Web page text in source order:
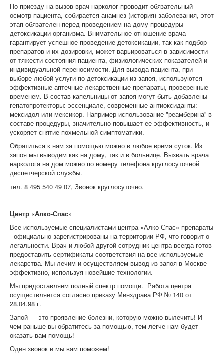
По приезду на вызов врач-нарколог проводит обязательный
осмотр пациента, собирается анамнез (история) заболевания, этот
этап обязателен перед проведением на дому процедуры
детоксикации организма. Внимательное отношение врача
гарантирует успешное проведение детоксикации, так как подбор
препаратов и их дозировки, может варьироваться в зависимости
от тяжести состояния пациента, физиологических показателей и
индивидуальной переносимости. Для вывода пациента, при
выборе любой услуги по детоксикации из запоя, используются
эффективные аптечные лекарственные препараты, проверенные
временем. В состав капельницы от запоя могут быть добавлены
гепатопротекторы: эссенциале, современные антиоксиданты:
мексидол или мексикор. Например использование "реамберина” в
составе процедуры, значительно повышает ее эффективность, и
ускоряет снятие похмельной симптоматики.
Обратиться к нам за помощью можно в любое время суток. Из
запоя мы выводим как на дому, так и в больнице. Вызвать врача
нарколога на дом можно по номеру телефона круглосуточной
диспетчерской службы.
тел. 8 495 540 49 07, Звонок круглосуточно.
Центр «Алко-Спас»
Все используемые специалистами центра «Алко-Спас» препараты
официально зарегистрированы на территории РФ, что говорит о
легальности. Врач и любой другой сотрудник центра всегда готов
предоставить сертификаты соответствия на все используемые
лекарства. Мы лечим и осуществляем вывод из запоя в Москве
эффективно, используя новейшие технологии.
Мы предоставляем полный спектр помощи. Работа центра
осуществляется согласно приказу Минздрава РФ № 140 от
28.04.98 г.
Запой — это проявление болезни, которую можно вылечить! И
чем раньше вы обратитесь за помощью, тем легче нам будет
оказать вам помощь!
Один звонок и мы вам поможем!